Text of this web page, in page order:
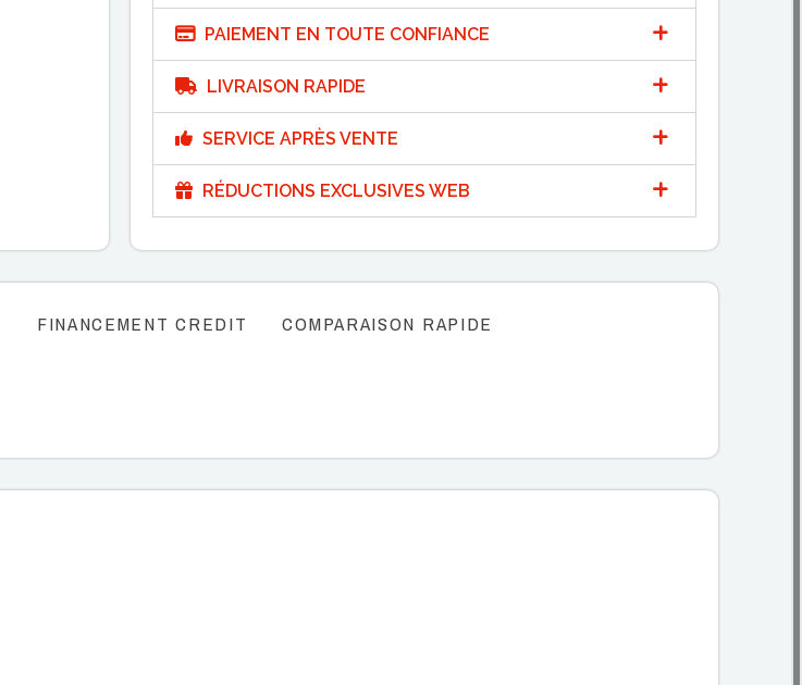
PAIEMENT EN TOUTE CONFIANCE
LIVRAISON RAPIDE
SERVICE APRÈS VENTE
RÉDUCTIONS EXCLUSIVES WEB
FINANCEMENT CREDIT COMPARAISON RAPIDE